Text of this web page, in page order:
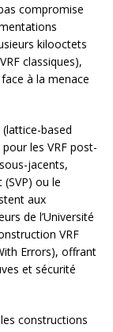
compromise
kilooctets
classiques),
à la menace
(lattice-based
les VRF post-
jacents,
ou le
aux
de l’Université
VRF
Errors), offrant
et sécurité
constructions